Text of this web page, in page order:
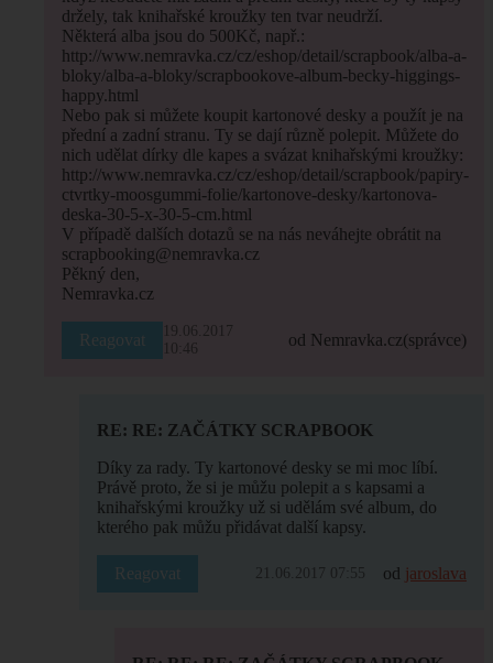
držely, tak knihařské kroužky ten tvar neudrží.
Některá alba jsou do 500Kč, např.:
http://www.nemravka.cz/cz/eshop/detail/scrapbook/alba-a-
bloky/alba-a-bloky/scrapbookove-album-becky-higgings-
happy.html
Nebo pak si můžete koupit kartonové desky a použít je na
přední a zadní stranu. Ty se dají různě polepit. Můžete do
nich udělat dírky dle kapes a svázat knihařskými kroužky:
http://www.nemravka.cz/cz/eshop/detail/scrapbook/papiry-
ctvrtky-moosgummi-folie/kartonove-desky/kartonova-
deska-30-5-x-30-5-cm.html
V případě dalších dotazů se na nás neváhejte obrátit na
scrapbooking@nemravka.cz
Pěkný den,
Nemravka.cz
Reagovat
19.06.2017
10:46
od Nemravka.cz(správce)
RE: RE: ZAČÁTKY SCRAPBOOK
Díky za rady. Ty kartonové desky se mi moc líbí.
Právě proto, že si je můžu polepit a s kapsami a
knihařskými kroužky už si udělám své album, do
kterého pak můžu přidávat další kapsy.
Reagovat 21.06.2017 07:55 od jaroslava